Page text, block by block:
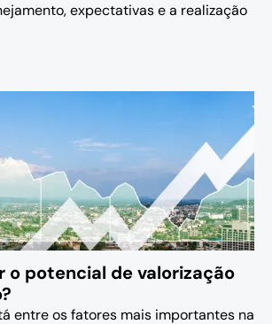
expectativas e a realização
o potencial de valorização
entre os fatores mais importantes na